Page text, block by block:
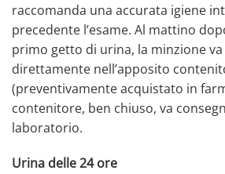
raccomanda una accurata igiene
precedente l’esame. Al mattino
primo getto di urina, la minzione
direttamente nell’apposito
(preventivamente acquistato in
contenitore, ben chiuso, va
laboratorio.
Urina delle 24 ore